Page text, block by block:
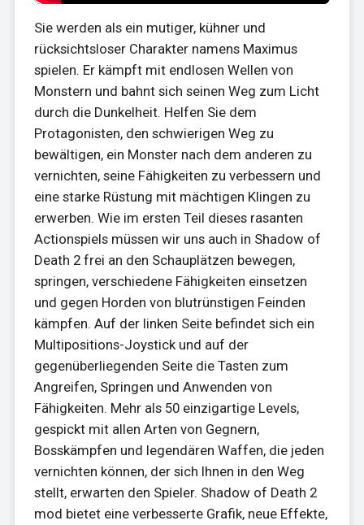
Sie werden als ein mutiger, kühner und
rücksichtsloser Charakter namens Maximus
spielen. Er kämpft mit endlosen Wellen von
Monstern und bahnt sich seinen Weg zum Licht
durch die Dunkelheit. Helfen Sie dem
Protagonisten, den schwierigen Weg zu
bewältigen, ein Monster nach dem anderen zu
vernichten, seine Fähigkeiten zu verbessern und
eine starke Rüstung mit mächtigen Klingen zu
erwerben. Wie im ersten Teil dieses rasanten
Actionspiels müssen wir uns auch in Shadow of
Death 2 frei an den Schauplätzen bewegen,
springen, verschiedene Fähigkeiten einsetzen
und gegen Horden von blutrünstigen Feinden
kämpfen. Auf der linken Seite befindet sich ein
Multipositions-Joystick und auf der
gegenüberliegenden Seite die Tasten zum
Angreifen, Springen und Anwenden von
Fähigkeiten. Mehr als 50 einzigartige Levels,
gespickt mit allen Arten von Gegnern,
Bosskämpfen und legendären Waffen, die jeden
vernichten können, der sich Ihnen in den Weg
stellt, erwarten den Spieler. Shadow of Death 2
mod bietet eine verbesserte Grafik, neue Effekte,